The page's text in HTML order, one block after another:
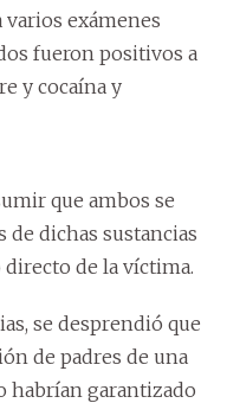
exámenes
fueron positivos a
y cocaína y
que ambos se
dichas sustancias
de la víctima.
se desprendió que
de padres de una
habrían garantizado